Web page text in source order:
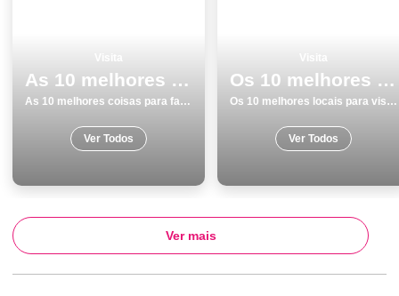
As 10 melhores coisas para fazer e visitar em Lagoa
As 10 melhores coisas para fazer e visitar em Lagoa
Ver Todos
Os 10 melhores locais para visitar em SantarÃ©m
Os 10 melhores locais para visitar em SantarÃ©m
Ver Todos
Ver mais